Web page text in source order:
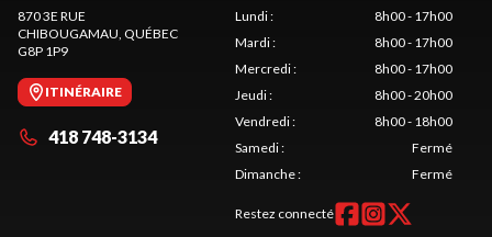
870 3E RUE
CHIBOUGAMAU , QUÉBEC
G8P 1P9
ITINÉRAIRE
418 748-3134
Lundi:
8h00 - 17h00
Mardi:
8h00 - 17h00
Mercredi:
8h00 - 17h00
Jeudi:
8h00 - 20h00
Vendredi:
8h00 - 18h00
Samedi:
Fermé
Dimanche: Fermé
Restez connecté